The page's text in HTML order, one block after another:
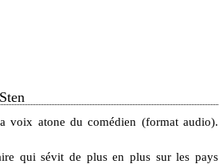
voix atone du comédien (format audio).
qui sévit de plus en plus sur les pays